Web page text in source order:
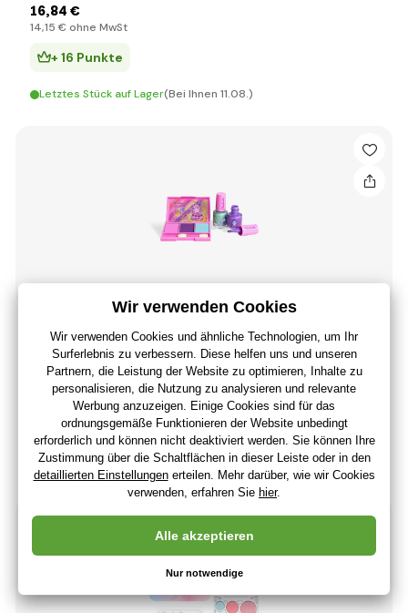
16,84 €
14,15 € ohne MwSt
+ 16 Punkte
Letztes Stück auf Lager(Bei Ihnen 11.08.)
MARTINELIA Yummy eyes & nails Set dekorativer
Kosmetik
,88 €
,63 € ohne MwSt
+ 7 Punkte
Letzte 2 Stücke(Bei Ihnen 11.08.)